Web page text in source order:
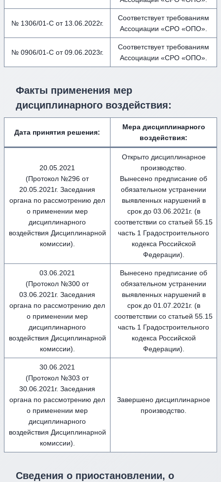
№ 1306/01-С от 13.06.2022г.
Соответствует требованиям
Ассоциации «СРО «ОПО».
№ 0906/01-С от 09.06.2023г.
Соответствует требованиям
Ассоциации «СРО «ОПО».
Факты применения мер
дисциплинарного воздействия:
Дата принятия решения:
Мера дисциплинарного
воздействия:
20.05.2021
(Протокол №296 от
20.05.2021г. Заседания
органа по рассмотрению дел
о применении мер
дисциплинарного
воздействия Дисциплинарной
комиссии).
Открыто дисциплинарное
производство.
Вынесено предписание об
обязательном устранении
выявленных нарушений в
срок до 03.06.2021г. (в
соответствии со статьей 55.15
часть 1 Градостроительного
кодекса Российской
Федерации).
03.06.2021
(Протокол №300 от
03.06.2021г. Заседания
органа по рассмотрению дел
о применении мер
дисциплинарного
воздействия Дисциплинарной
комиссии).
Вынесено предписание об
обязательном устранении
выявленных нарушений в
срок до 01.07.2021г. (в
соответствии со статьей 55.15
часть 1 Градостроительного
кодекса Российской
Федерации).
30.06.2021
(Протокол №303 от
30.06.2021г. Заседания
органа по рассмотрению дел
о применении мер
дисциплинарного
воздействия Дисциплинарной
комиссии).
Завершено дисциплинарное
производство.
Сведения о приостановлении, о